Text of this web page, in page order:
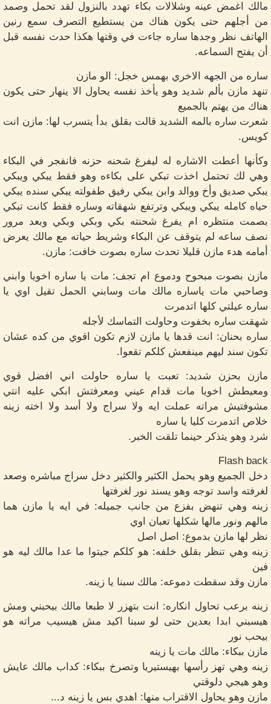
مالك اغمض عينه وشلالات بكاء تهدد بالنزول لقد تحمل وصمد
من أجلهم حتى يكون هناك من يستطيع التصرف سمع رنين
الهاتف نظر وجدها ساره جاءت في وقتها هكذا حدث نفسه قبل
أن يفتح السماعه.
ساره من الجهه الاخري بهمس خجل: الو مازن
تنهد مازن بألم شديد وهو يأخذ نفسه يحاول الا ينهار حتى يكون
هناك من يهتم بالجميع
شعرت ساره بالمه الشديد قالت بقلق بدأ يتسرب لها: مازن انت
كويس.
وكأنها أعطت الاشاره له ليفرغ شحنه حزنه فانفجر في البكاء
وهي لك تحتمل اخذت تبكي على بكاءه وهو فقط يبكي ويبكي
يبكي صديق وأخ ووالد وابن يبكي رفيق طفولته يبكي سنده يبكي
حياه كامله يبكي ويبكي وترتفع شهقاته وساره فقط كانت تبكي
بصمت منتظره ام يفرغ شحنته بكي وبكي وبكي وبعد مرور
نصف ساعه لم يتوقف عن البكاء وشريط حياته مع مالك يعرض
أمامه هدء مازن قليلا تحدث ساره بصوت خافت: مازن.
مازن بصوت مبحوح ودموع ام تجف: مات يا ساره اخويا وابني
وصاحبي مات ياساره مالك مات وسابني الحمل تقيل اوي يا
ساره عيلتي كلها اتدمرت
شهقت ساره بخفوت وحاولت التماسك لأجله
ساره بحنان: انت قدها يا مازن لازم تكون اقوي من كده عشان
تكون سند ليهم مينفعش كلكم تقعوا.
مازن بحزن شديد: تعبت يا ساره حاولت اني افضل قوي
ومعيطش اخويا مات قدام عيني ومعرفتش ابكي عليه انتي
مشوفتيش مراته عملت ايه ولا سراج ولا أسد ولا اخته زينه
خلاص اتدمرت كليا يا ساره
شرد وهو يتذكر حينما تلقت الخبر.
Flash back
دخل الجميع وهو يحمل الكثير والكثير دخل سراج مباشره وصعد
لغرفته واسد توجه وهو يسند نور لغرفتها
زينه وهي تنهض بفزع من جانب جميله: في ايه يا مازن هما
مالهم ونور مالها شكلها تعبان اوي
نظر لها مازن بدموع: اصل اصل
زينه وهي تنظر بقلق خلفه: هو كلكم جيتوا ما عدا مالك ليه هو
فين
مازن وقد سقطت دموعه: مالك سبنا يا زينه.
زينه برعب تحاول انكاره: انت بتهزر لا طبعا مالك بيحبني ومش
هيسبني ابدا بعدين حتى لو سبنا اكيد مش هيسيب مراته هو
بيحب نور
مازن ببكاء: مالك مات يا زينه
زينه وهي تهز رأسها بهيستيريا وتصرخ ببكاء: كداب مالك عايش
وهو هيجي دلوقتي
مازن وهو يحاول الاقتراب منها: اهدي بس يا زينه د...